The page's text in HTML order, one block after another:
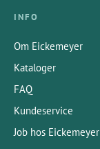
INFO
Om Eickemeyer
Kataloger
FAQ
Kundeservice
Job hos Eickemeyer